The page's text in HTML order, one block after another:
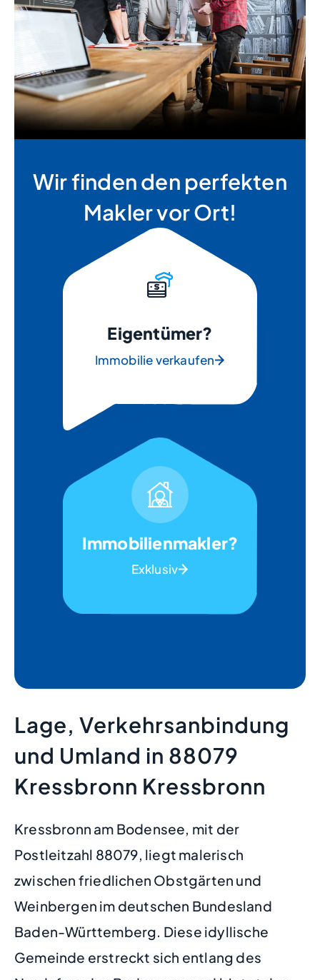
Wir finden den perfekten
Makler vor Ort!
Eigentümer?
Immobilie verkaufen
Immobilienmakler?
Exklusiv
Lage, Verkehrsanbindung
und Umland in 88079
Kressbronn Kressbronn
Kressbronn am Bodensee, mit der
Postleitzahl 88079, liegt malerisch
zwischen friedlichen Obstgärten und
Weinbergen im deutschen Bundesland
Baden-Württemberg. Diese idyllische
Gemeinde erstreckt sich entlang des